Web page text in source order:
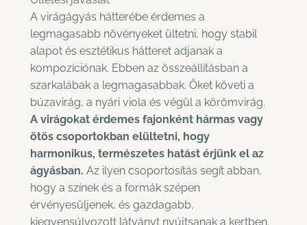
A virágágyás hátterébe érdemes a
legmagasabb növényeket ültetni, hogy stabil
alapot és esztétikus hátteret adjanak a
kompozíciónak. Ebben az összeállításban a
szarkalábak a legmagasabbak. Őket követi a
búzavirág, a nyári viola és végül a körömvirág.
A virágokat érdemes fajonként hármas vagy
ötös csoportokban elültetni, hogy
harmonikus, természetes hatást érjünk el az
ágyásban. Az ilyen csoportosítás segít abban,
hogy a színek és a formák szépen
érvényesüljenek, és gazdagabb,
kiegyensúlyozott látványt nyújtsanak a kertben.